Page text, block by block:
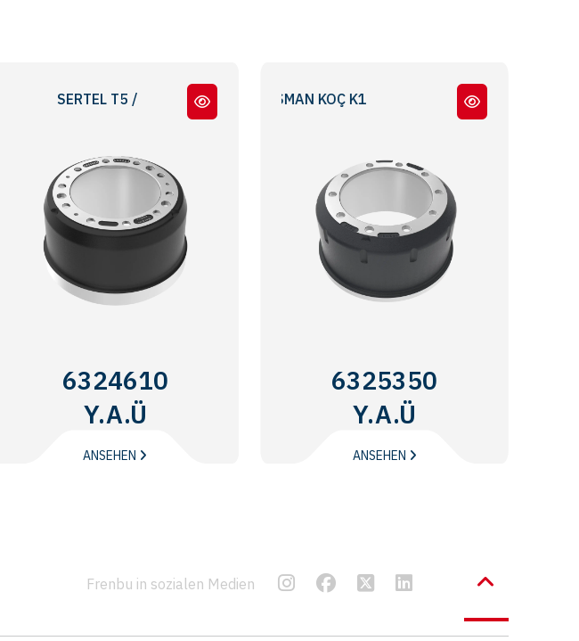
SERTEL T5 / PİLOT
6324610
Y.A.Ü
ANSEHEN
OSMAN KOÇ K1
6325350
Y.A.Ü
ANSEHEN
Frenbu in sozialen Medien